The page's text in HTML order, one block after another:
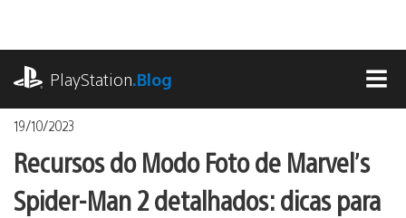
o
conteúdo
PlayStation.Blog
19/10/2023
Recursos do Modo Foto de Marvel’s
Spider-Man 2 detalhados: dicas para